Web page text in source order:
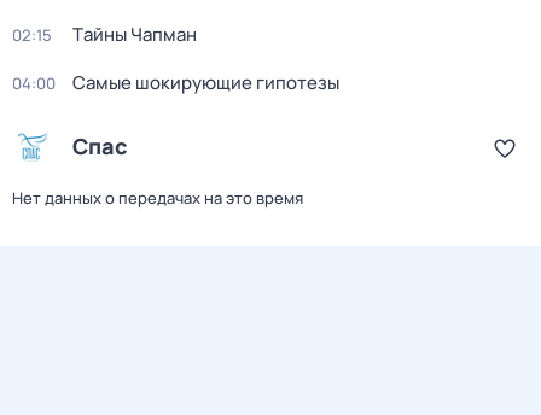
02:15 Тaйны Чапман
04:00 Самые шoкиpующие гипотезы
Спас
Нет данных о передачах на это время